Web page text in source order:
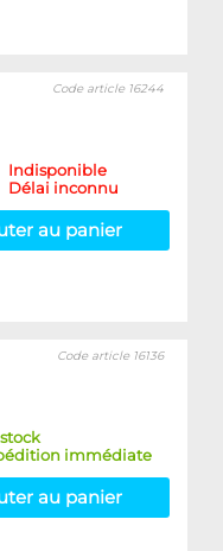
Code article 16244
Indisponible
Délai inconnu
au panier
Code article 16136
immédiate
au panier